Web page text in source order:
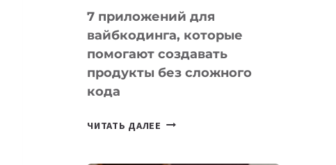
7 приложений для
вайбкодинга, которые
помогают создавать
продукты без сложного
кода
ЧИТАТЬ ДАЛЕЕ